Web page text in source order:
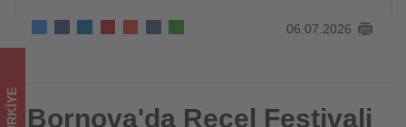
Tourexpi,
sizler
için
06.07.2026
Bornova'da Reçel Festivali hazırlıkları kadın üreticilerle
TÜRKIYE Bornova'da Reçel Festivali